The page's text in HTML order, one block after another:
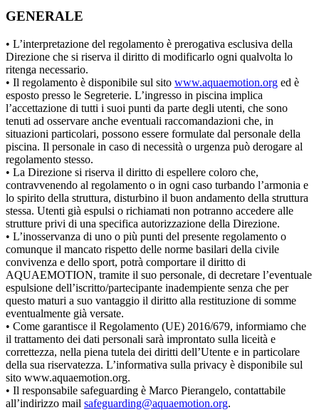
GENERALE
• L’interpretazione del regolamento è prerogativa esclusiva della
Direzione che si riserva il diritto di modificarlo ogni qualvolta lo
ritenga necessario.
• Il regolamento è disponibile sul sito www.aquaemotion.org ed è
esposto presso le Segreterie. L’ingresso in piscina implica
l’accettazione di tutti i suoi punti da parte degli utenti, che sono
tenuti ad osservare anche eventuali raccomandazioni che, in
situazioni particolari, possono essere formulate dal personale della
piscina. Il personale in caso di necessità o urgenza può derogare al
regolamento stesso.
• La Direzione si riserva il diritto di espellere coloro che,
contravvenendo al regolamento o in ogni caso turbando l’armonia e
lo spirito della struttura, disturbino il buon andamento della struttura
stessa. Utenti già espulsi o richiamati non potranno accedere alle
strutture privi di una specifica autorizzazione della Direzione.
• L’inosservanza di uno o più punti del presente regolamento o
comunque il mancato rispetto delle norme basilari della civile
convivenza e dello sport, potrà comportare il diritto di
AQUAEMOTION, tramite il suo personale, di decretare l’eventuale
espulsione dell’iscritto/partecipante inadempiente senza che per
questo maturi a suo vantaggio il diritto alla restituzione di somme
eventualmente già versate.
• Come garantisce il Regolamento (UE) 2016/679, informiamo che
il trattamento dei dati personali sarà improntato sulla liceità e
correttezza, nella piena tutela dei diritti dell’Utente e in particolare
della sua riservatezza. L’informativa sulla privacy è disponibile sul
sito www.aquaemotion.org.
• Il responsabile safeguarding è Marco Pierangelo, contattabile
all’indirizzo mail safeguarding@aquaemotion.org.